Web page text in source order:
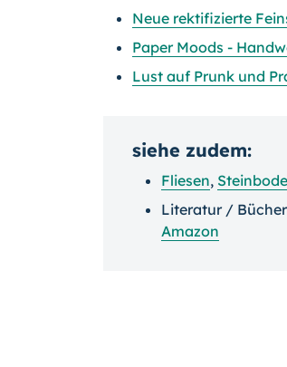
Neue rektifizierte
Paper Moods -
Lust auf Prunk und
siehe zudem:
Fliesen,
Literatur /
Amazon